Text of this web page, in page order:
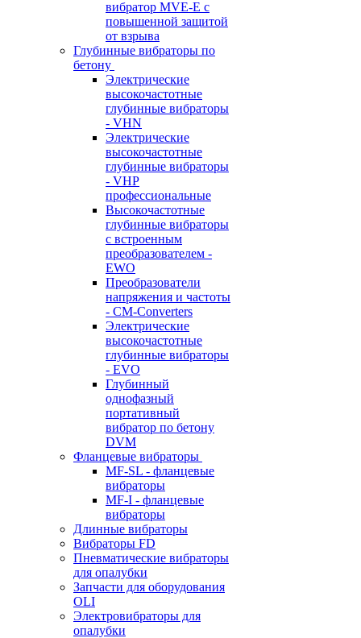
вибратор MVE-E с
повышенной защитой
от взрыва
Глубинные вибраторы по
бетону
Электрические
высокочастотные
глубинные вибраторы
- VHN
Электрические
высокочастотные
глубинные вибраторы
- VHP
профессиональные
Высокочастотные
глубинные вибраторы
с встроенным
преобразователем -
EWO
Преобразователи
напряжения и частоты
- CM-Converters
Электрические
высокочастотные
глубинные вибраторы
- EVO
Глубинный
однофазный
портативный
вибратор по бетону
DVM
Фланцевые вибраторы
MF-SL - фланцевые
вибраторы
MF-I - фланцевые
вибраторы
Длинные вибраторы
Вибраторы FD
Пневматические вибраторы
для опалубки
Запчасти для оборудования
OLI
Электровибраторы для
опалубки